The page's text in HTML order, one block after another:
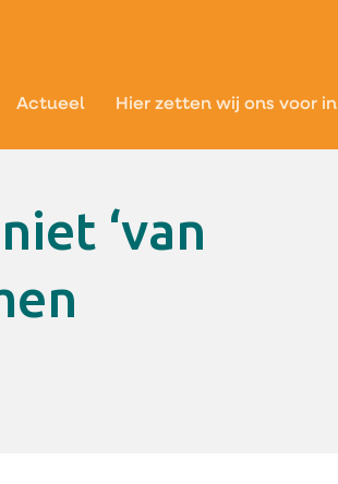
Actueel Hier zetten wij ons voor in